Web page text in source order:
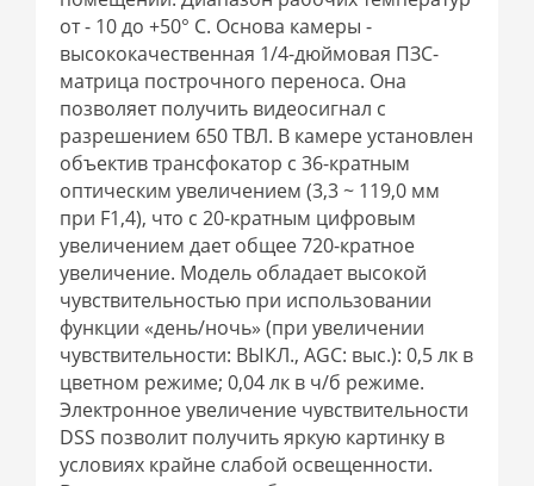
от - 10 до +50° C. Основа камеры -
высококачественная 1/4-дюймовая ПЗС-
матрица построчного переноса. Она
позволяет получить видеосигнал с
разрешением 650 ТВЛ. В камере установлен
объектив трансфокатор с 36-кратным
оптическим увеличением (3,3 ~ 119,0 мм
при F1,4), что с 20-кратным цифровым
увеличением дает общее 720-кратное
увеличение. Модель обладает высокой
чувствительностью при использовании
функции «день/ночь» (при увеличении
чувствительности: ВЫКЛ., AGC: выс.): 0,5 лк в
цветном режиме; 0,04 лк в ч/б режиме.
Электронное увеличение чувствительности
DSS позволит получить яркую картинку в
условиях крайне слабой освещенности.